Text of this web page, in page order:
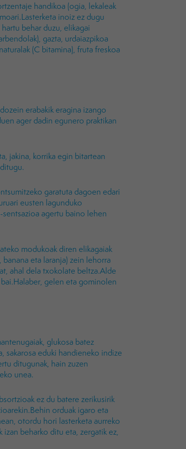
handikoa (ogia, lekaleak
inoiz ez dugu
behar duzu, elikagai
gazta, urdaiazpikoa
(C bitamina), fruta freskoa
erabakik eragina izango
ager dadin egunero praktikan
jakina, korrika egin bitartean
garatuta dagoen edari
eusten lagunduko
agertu baino lehen
modukoak diren elikagaiak
eta laranja) zein lehorra
ahal dela txokolate beltza.Alde
gelen eta gominolen
glukosa batez
sakarosa eduki handieneko indize
ditugunak, hain zuzen
unea.
ez du batere zerikusirik
orduak igaro eta
otordu hori lasterketa aurreko
beharko ditu eta, zergatik ez,